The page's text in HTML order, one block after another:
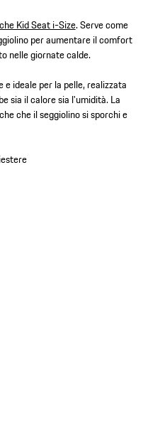
Kid Seat i-Size. Serve come
per aumentare il comfort
nelle giornate calde.
ideale per la pelle, realizzata
sia il calore sia l'umidità. La
che il seggiolino si sporchi e